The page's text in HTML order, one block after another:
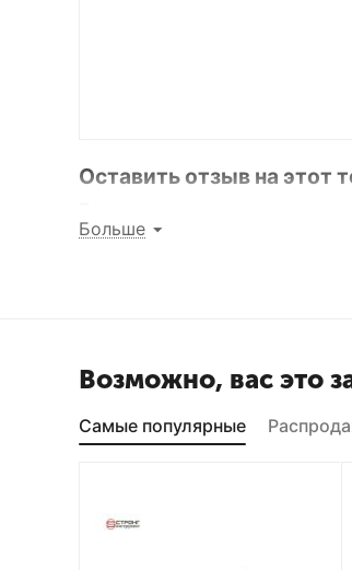
Оставить отзыв на этот
Больше
Возможно, вас это
Самые популярные